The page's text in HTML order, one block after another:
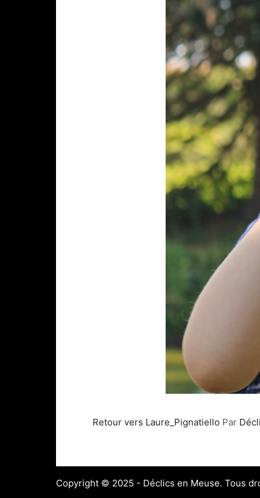
Retour vers Laure_Pignatiello Par
Copyright © 2025 - Déclics en Meuse. Tous